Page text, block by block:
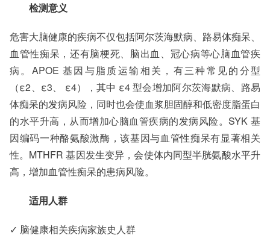
检测意义
危害大脑健康的疾病不仅包括阿尔茨海默病、路易体痴呆、
血管性痴呆，还有脑梗死、脑出血、冠心病等心脑血管疾
病。APOE 基因与脂质运输相关，有三种常见的分型
（ε2、ε3、 ε4），其中 ε4 型会增加阿尔茨海默病、路易
体痴呆的发病风险，同时也会使血浆胆固醇和低密度脂蛋白
的水平升高，从而增加心脑血管疾病的发病风险。SYK 基
因编码一种酪氨酸激酶，该基因与血管性痴呆有显著相关
性。MTHFR 基因发生变异，会使体内同型半胱氨酸水平升
高，增加血管性痴呆的患病风险。
适用人群
✓ 脑健康相关疾病家族史人群